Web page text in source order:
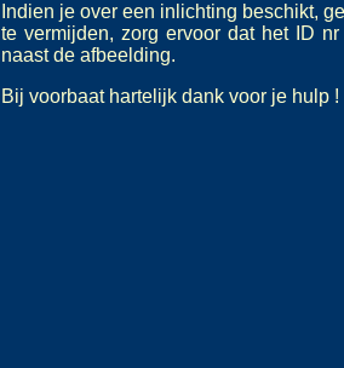
Indien je over een inlichting beschikt,
te vermijden, zorg ervoor dat het ID
naast de afbeelding.
Bij voorbaat hartelijk dank voor je hulp !